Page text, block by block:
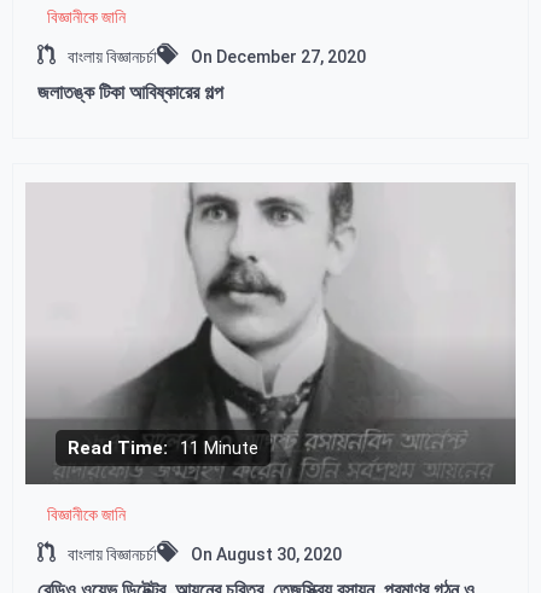
বিজ্ঞানীকে জানি
বাংলায় বিজ্ঞানচর্চা On December 27, 2020
জলাতঙ্ক টিকা আবিষ্কারের গল্প
Read Time: 11 Minute
বিজ্ঞানীকে জানি
বাংলায় বিজ্ঞানচর্চা On August 30, 2020